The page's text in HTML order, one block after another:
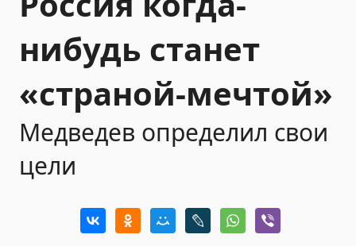
нибудь станет
«страной-мечтой»
Медведев определил свои
цели